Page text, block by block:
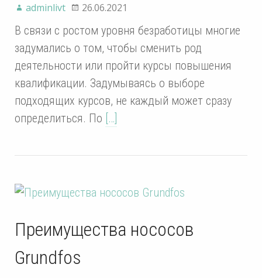
adminlivt 26.06.2021
В связи с ростом уровня безработицы многие
задумались о том, чтобы сменить род
деятельности или пройти курсы повышения
квалификации. Задумываясь о выборе
подходящих курсов, не каждый может сразу
определиться. По […]
Преимущества нососов
Grundfos